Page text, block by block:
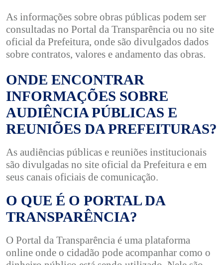
As informações sobre obras públicas podem ser
consultadas no Portal da Transparência ou no site
oficial da Prefeitura, onde são divulgados dados
sobre contratos, valores e andamento das obras.
ONDE ENCONTRAR
INFORMAÇÕES SOBRE
AUDIÊNCIA PÚBLICAS E
REUNIÕES DA PREFEITURAS?
As audiências públicas e reuniões institucionais
são divulgadas no site oficial da Prefeitura e em
seus canais oficiais de comunicação.
O QUE É O PORTAL DA
TRANSPARÊNCIA?
O Portal da Transparência é uma plataforma
online onde o cidadão pode acompanhar como o